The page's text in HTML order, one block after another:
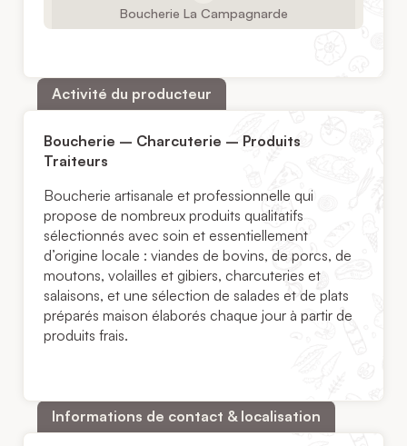
Boucherie La Campagnarde
Activité du producteur
Boucherie – Charcuterie – Produits
Traiteurs
Boucherie artisanale et professionnelle qui
propose de nombreux produits qualitatifs
sélectionnés avec soin et essentiellement
d’origine locale : viandes de bovins, de porcs, de
moutons, volailles et gibiers, charcuteries et
salaisons, et une sélection de salades et de plats
préparés maison élaborés chaque jour à partir de
produits frais.
Informations de contact & localisation